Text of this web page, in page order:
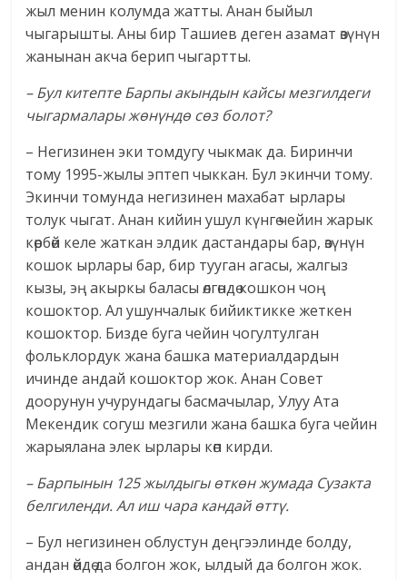
жыл менин колумда жатты. Анан быйыл
чыгарышты. Аны бир Ташиев деген азамат өзүнүн
жанынан акча берип чыгартты.
– Бул китепте Барпы акындын кайсы мезгилдеги
чыгармалары жөнүндө сөз болот?
– Негизинен эки томдугу чыкмак да. Биринчи
тому 1995-жылы эптеп чыккан. Бул экинчи тому.
Экинчи томунда негизинен махабат ырлары
толук чыгат. Анан кийин ушул күнгө чейин жарык
көрбөй келе жаткан элдик дастандары бар, өзүнүн
кошок ырлары бар, бир тууган агасы, жалгыз
кызы, эң акыркы баласы өлгөндө кошкон чоң
кошоктор. Ал ушунчалык бийиктикке жеткен
кошоктор. Бизде буга чейин чогултулган
фольклордук жана башка материалдардын
ичинде андай кошоктор жок. Анан Совет
доорунун учурундагы басмачылар, Улуу Ата
Мекендик согуш мезгили жана башка буга чейин
жарыялана элек ырлары көп кирди.
– Барпынын 125 жылдыгы өткөн жумада Сузакта
белгиленди. Ал иш чара кандай өттү.
– Бул негизинен облустун деңгээлинде болду,
андан өйдө да болгон жок, ылдый да болгон жок.